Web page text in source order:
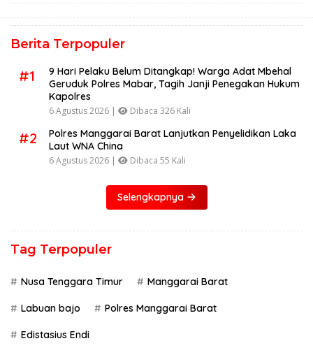
Berita Terpopuler
#1
9 Hari Pelaku Belum Ditangkap! Warga Adat Mbehal
Geruduk Polres Mabar, Tagih Janji Penegakan Hukum
Kapolres
6 Agustus 2026 | Dibaca 326 Kali
#2
Polres Manggarai Barat Lanjutkan Penyelidikan Laka
Laut WNA China
6 Agustus 2026 | Dibaca 55 Kali
Selengkapnya
Tag Terpopuler
Nusa Tenggara Timur Manggarai Barat
Labuan bajo Polres Manggarai Barat
Edistasius Endi